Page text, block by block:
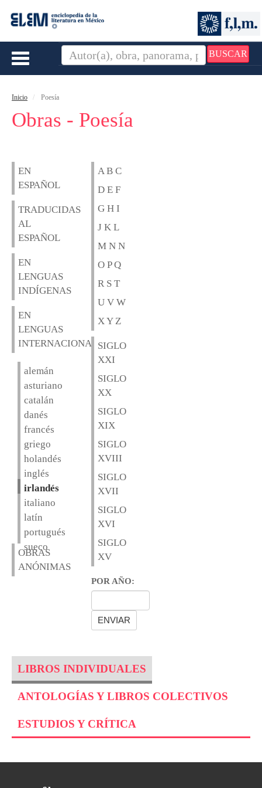
BUSCAR
Toggle
Inicio Poesía
Obras - Poesía
EN
ESPAÑOL
TRADUCIDAS
AL
ESPAÑOL
EN
LENGUAS
INDÍGENAS
EN
LENGUAS
INTERNACIONALES
alemán
asturiano
catalán
danés
francés
griego
holandés
inglés
irlandés
italiano
latín
portugués
sueco
OBRAS
ANÓNIMAS
A B C
D E F
G H I
J K L
M N N
O P Q
R S T
U V W
X Y Z
SIGLO
XXI
SIGLO
XX
SIGLO
XIX
SIGLO
XVIII
SIGLO
XVII
SIGLO
XVI
SIGLO
XV
POR AÑO:
LIBROS INDIVIDUALES
ANTOLOGÍAS Y LIBROS COLECTIVOS
ESTUDIOS Y CRÍTICA